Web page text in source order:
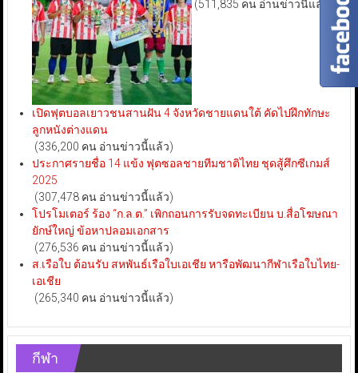
(511,835 คน อ่านข่าวนี้แล้ว)
เปิดฟุตบอลเยาวชนสานฝัน 4 จังหวัดชายแดนใต้ คัดไปฝึกทักษะ
ลูกหนังต่างแดน
(336,200 คน อ่านข่าวนี้แล้ว)
ประกาศรายชื่อ 14 แข้ง ฟุตซอลชายทีมชาติไทย ชุดสู้ศึกซีเกมส์
2025
(307,478 คน อ่านข่าวนี้แล้ว)
โปรโมเตอร์ ร้อง “ก.ล.ต.” เพิกถอนการรับจดทะเบียน บ.สื่อโฆษณา
ยักษ์ใหญ่ ข้อหาปลอมเอกสาร
(276,536 คน อ่านข่าวนี้แล้ว)
ส.เรือใบ ต้อนรับ สหพันธ์เรือใบเอเชีย หารือพัฒนากีฬาเรือใบไทย-
เอเชีย
(265,340 คน อ่านข่าวนี้แล้ว)
กีฬา